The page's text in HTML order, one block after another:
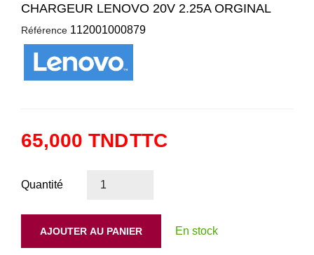
CHARGEUR LENOVO 20V 2.25A ORGINAL
Référence 112001000879
65,000 TNDTTC
Quantité
AJOUTER AU PANIER En stock